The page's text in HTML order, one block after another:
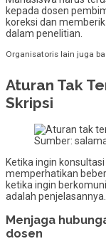
kepada dosen
koreksi dan
dalam penelitian.
Organisatoris lain juga
Aturan Tak
Skripsi
Sumber:
Ketika ingin
memperhatikan
ketika ingin
adalah penjelasannya.
Menjaga
dosen